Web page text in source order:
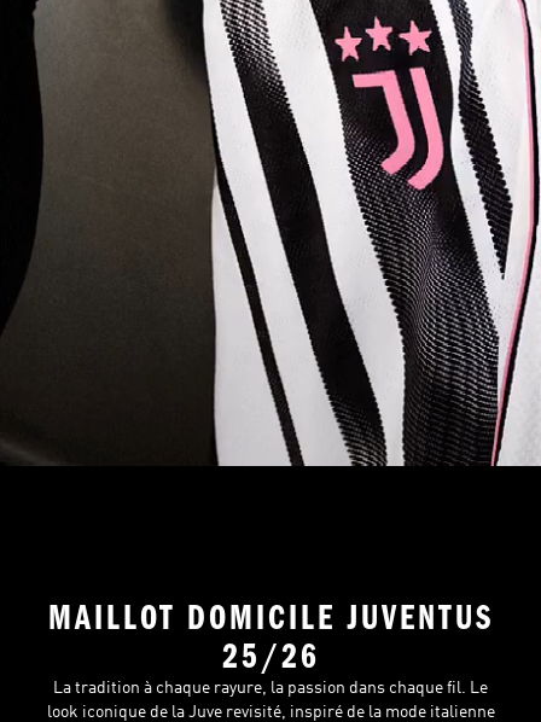
MAILLOT DOMICILE JUVENTUS
25/26
La tradition à chaque rayure, la passion dans chaque fil. Le
look iconique de la Juve revisité, inspiré de la mode italienne